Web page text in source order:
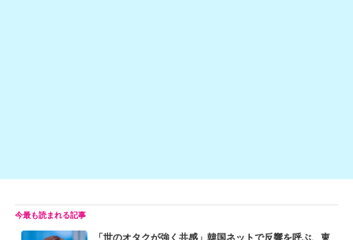
「世のオタクが強く共感」韓国ネットで反響を呼ぶ、東